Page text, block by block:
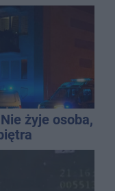
żyje osoba,